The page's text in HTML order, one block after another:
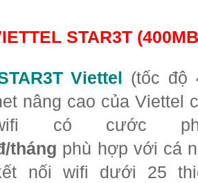
STAR3T
Viettel
(tốc độ
nâng cao của Viettel
có cước
tháng phù hợp với cá
nối wifi dưới 25